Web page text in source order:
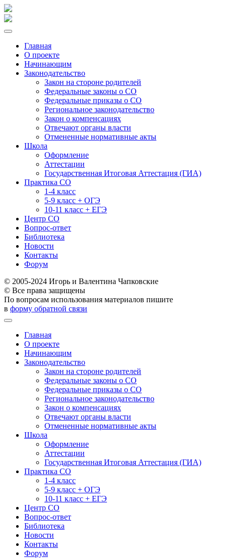
Главная
О проекте
Начинающим
Законодательство
Закон на стороне родителей
Федеральные законы о СО
Федеральные приказы о СО
Региональное законодательство
Закон о компенсациях
Отвечают органы власти
Отмененные нормативные акты
Школа
Оформление
Аттестации
Государственная Итоговая Аттестация (ГИА)
Практика СО
1-4 класс
5-9 класс + ОГЭ
10-11 класс + ЕГЭ
Центр СО
Вопрос-ответ
Библиотека
Новости
Контакты
Форум
© 2005-2024 Игорь и Валентина Чапковские
© Все права защищены
По вопросам использования материалов пишите
в форму обратной связи
Главная
О проекте
Начинающим
Законодательство
Закон на стороне родителей
Федеральные законы о СО
Федеральные приказы о СО
Региональное законодательство
Закон о компенсациях
Отвечают органы власти
Отмененные нормативные акты
Школа
Оформление
Аттестации
Государственная Итоговая Аттестация (ГИА)
Практика СО
1-4 класс
5-9 класс + ОГЭ
10-11 класс + ЕГЭ
Центр СО
Вопрос-ответ
Библиотека
Новости
Контакты
Форум